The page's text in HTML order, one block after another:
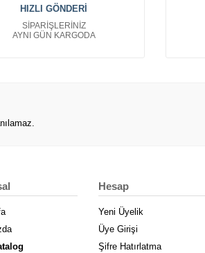
HIZLI GÖNDERİ
SİPARİŞLERİNİZ
AYNI GÜN KARGODA
Hesap
Yeni Üyelik
Üye Girişi
Şifre Hatırlatma